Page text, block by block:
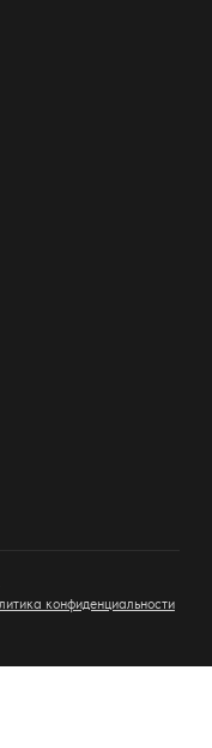
конфиденциальности